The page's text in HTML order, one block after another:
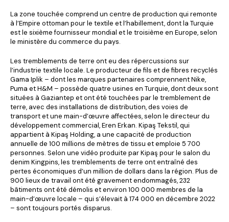
La zone touchée comprend un centre de production qui remonte
à l’Empire ottoman pour le textile et l’habillement, dont la Turquie
est le sixième fournisseur mondial et le troisième en Europe, selon
le ministère du commerce du pays.
Les tremblements de terre ont eu des répercussions sur
l’industrie textile locale. Le producteur de fils et de fibres recyclés
Gama Iplik – dont les marques partenaires comprennent Nike,
Puma et H&M – possède quatre usines en Turquie, dont deux sont
situées à Gaziantep et ont été touchées par le tremblement de
terre, avec des installations de distribution, des voies de
transport et une main-d’œuvre affectées, selon le directeur du
développement commercial, Eren Erkan. Kipaş Tekstil, qui
appartient à Kipaş Holding, a une capacité de production
annuelle de 100 millions de mètres de tissu et emploie 5 700
personnes. Selon une vidéo produite par Kipaş pour le salon du
denim Kingpins, les tremblements de terre ont entraîné des
pertes économiques d’un million de dollars dans la région. Plus de
900 lieux de travail ont été gravement endommagés, 232
bâtiments ont été démolis et environ 100 000 membres de la
main-d’œuvre locale – qui s’élevait à 174 000 en décembre 2022
– sont toujours portés disparus.